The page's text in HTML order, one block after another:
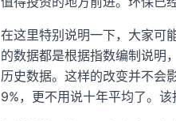
在这里特别说明一下，大家可
的数据都是根据指数编制说明
历史数据。这样的改变并不会
9%，更不用说十年平均了。该